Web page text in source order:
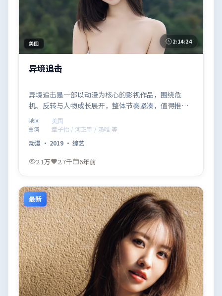
美国 2:14:24
异境追击
异境追击是一部以动漫为核心的影视作品，围绕危
机、反转与人物成长展开，整体节奏紧凑，值得推荐
观看。
地区 美国
主演
章子怡 / 河正宇 / 汤唯 等
动漫 · 2019 · 综艺
2.1万 2.7千 6年前
最新